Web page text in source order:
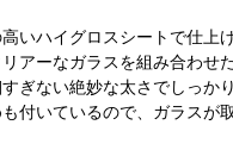
いハイグロスシートで仕上
アーなガラスを組み合わせ
ぎない絶妙な太さでしっか
付いているので、ガラスが